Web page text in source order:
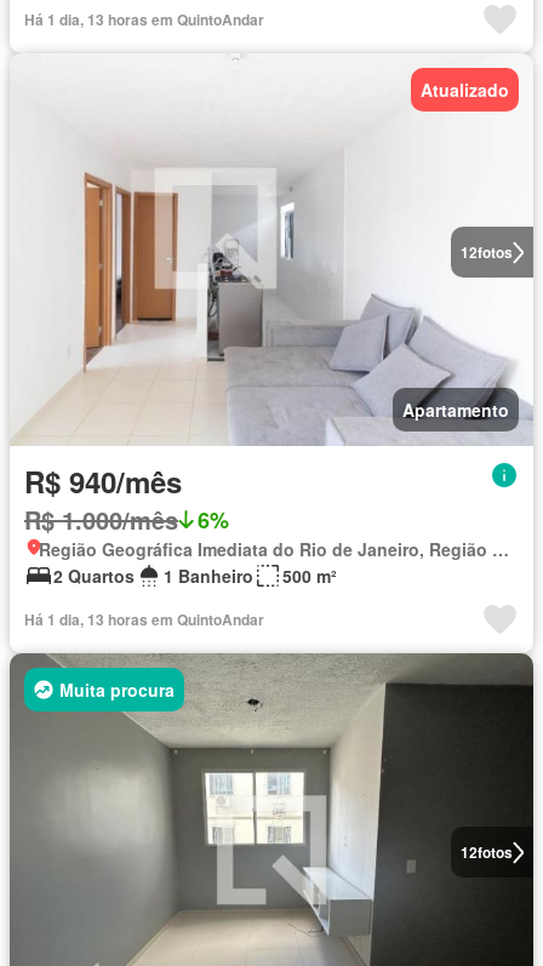
Há 1 dia, 13 horas em QuintoAndar
12fotos
Atualizado
Apartamento
R$ 940/mês
R$ 1.000/mês 6%
Região Geográfica Imediata do Rio de Janeiro, Região Metropolitana do Rio de Janeiro
2 Quartos
1 Banheiro 500 m²
Há 1 dia, 13 horas em QuintoAndar
12fotos
Muita procura